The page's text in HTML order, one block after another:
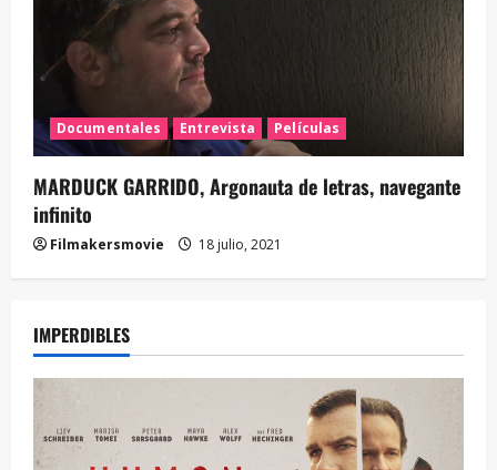
Documentales Entrevista Películas
MARDUCK GARRIDO, Argonauta de letras, navegante
infinito
Filmakersmovie 18 julio, 2021
IMPERDIBLES